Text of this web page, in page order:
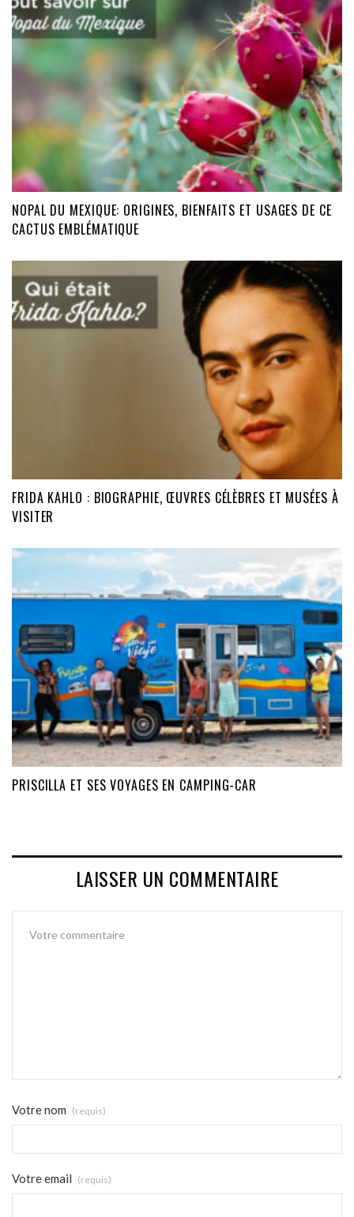
NOPAL DU MEXIQUE: ORIGINES, BIENFAITS ET USAGES DE CE
CACTUS EMBLÉMATIQUE
FRIDA KAHLO : BIOGRAPHIE, ŒUVRES CÉLÈBRES ET MUSÉES À
VISITER
PRISCILLA ET SES VOYAGES EN CAMPING-CAR
LAISSER UN COMMENTAIRE
Votre nom (requis)
Votre email (requis)